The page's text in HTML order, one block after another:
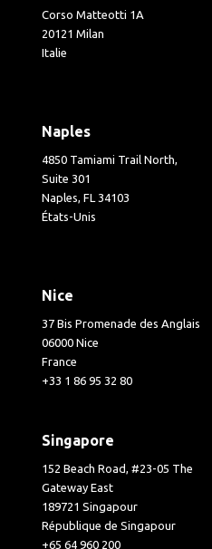
Corso Matteotti 1A
20121 Milan
Italie
Naples
4850 Tamiami Trail North,
Suite 301
Naples, FL 34103
États-Unis
Nice
37 Bis Promenade des Anglais
06000 Nice
France
+33 1 86 95 32 80
Singapore
152 Beach Road, #23-05 The
Gateway East
189721 Singapour
République de Singapour
+65 64 960 200